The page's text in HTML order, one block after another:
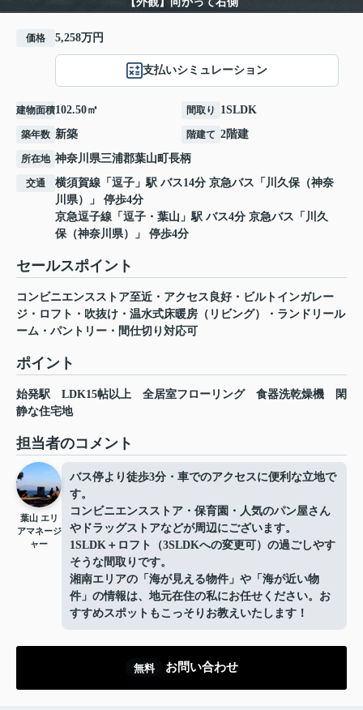
価格 5,258万円
支払いシミュレーション
建物面積102.50㎡ 間取り 1SLDK
築年数 新築 階建て 2階建
所在地 神奈川県三浦郡葉山町 長柄
交通 横須賀線 「 逗子 」駅 バス14分 京急バス「川久保（神奈
川県）」 停歩4分
京急逗子線 「 逗子・葉山 」駅 バス4分 京急バス「川久
保（神奈川県）」 停歩4分
セールスポイント
コンビニエンスストア至近・アクセス良好・ビルトインガレー
ジ・ロフト・吹抜け・温水式床暖房（リビング）・ランドリール
ーム・パントリー・間仕切り対応可
ポイント
始発駅 LDK15帖以上 全居室フローリング 食器洗乾燥機
閑
静な住宅地
担当者のコメント
葉山 エリ
アマネージ
ャー
バス停より徒歩3分・車でのアクセスに便利な立地で
す。
コンビニエンスストア・保育園・人気のパン屋さん
やドラッグストアなどが周辺にございます。
1SLDK＋ロフト（3SLDKへの変更可）の過ごしやす
そうな間取りです。
湘南エリアの「海が見える物件」や「海が近い物
件」の情報は、地元在住の私にお任せください。お
すすめスポットもこっそりお教えいたします！
無料 お問い合わせ